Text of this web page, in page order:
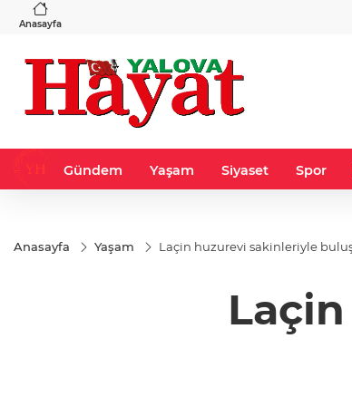
Anasayfa
%-0,22
Gündem Yaşam Siyaset Spor
Anasayfa Yaşam Laçin huzurevi sakinleriyle